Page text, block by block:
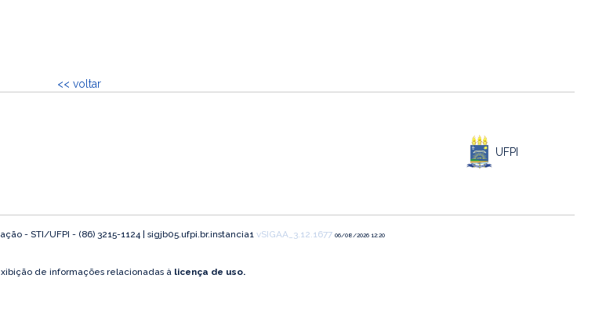
<< voltar
UFPI
- STI/UFPI - (86) 3215-1124 | sigjb05.ufpi.br.instancia1 vSIGAA_3.12.1677 06/08/2026 12:20
de informações relacionadas à licença de uso.